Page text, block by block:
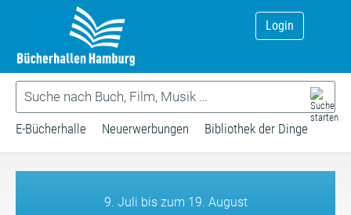
Login
E-Bücherhalle Neuerwerbungen Bibliothek der Dinge
9. Juli bis zum 19. August